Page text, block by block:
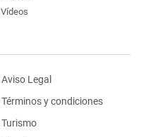
Vídeos
Aviso Legal
Términos y condiciones
Turismo